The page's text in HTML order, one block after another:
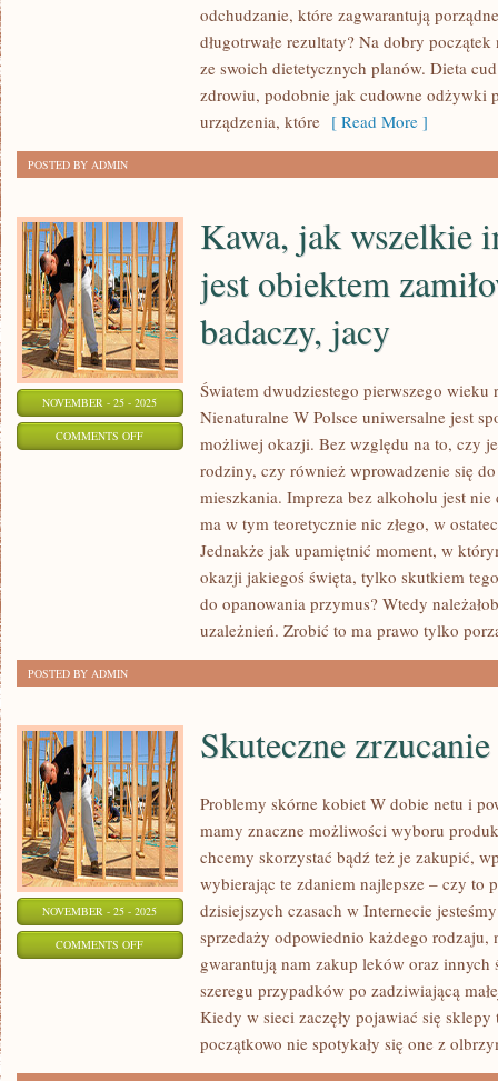
MY
O
TYM
odchudzanie, które zagwarantują
długotrwałe rezultaty? Na dobry
ze swoich dietetycznych planów. Dieta
zdrowiu, podobnie jak cudowne odżywki
urządzenia, które [ Read More ]
POSTED BY ADMIN
NOVEMBER - 25 - 2025
COMMENTS OFFON
PRODUKTY
ZAMIŁOWANIA
WIELU
JACY
Kawa, jak wszelkie
jest obiektem
badaczy, jacy
Światem dwudziestego pierwszego wieku
Nienaturalne W Polsce uniwersalne jest
możliwej okazji. Bez względu na to, czy
rodziny, czy również wprowadzenie się
mieszkania. Impreza bez alkoholu jest
ma w tym teoretycznie nic złego, w
Jednakże jak upamiętnić moment, w
okazji jakiegoś święta, tylko skutkiem
do opanowania przymus? Wtedy
uzależnień. Zrobić to ma prawo tylko
POSTED BY ADMIN
NOVEMBER - 25 - 2025
COMMENTS OFFON
SKUTECZNE
ZRZUCANIE
KILOGRAMÓW
Skuteczne
Problemy skórne kobiet W dobie netu i
mamy znaczne możliwości wyboru
chcemy skorzystać bądź też je zakupić,
wybierając te zdaniem najlepsze – czy to
dzisiejszych czasach w Internecie
sprzedaży odpowiednio każdego rodzaju,
gwarantują nam zakup leków oraz
szeregu przypadków po zadziwiającą
Kiedy w sieci zaczęły pojawiać się
początkowo nie spotykały się one z